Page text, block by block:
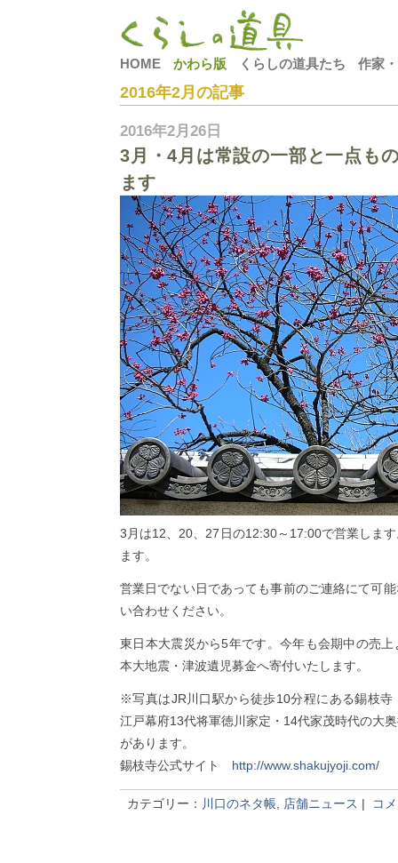
HOME かわら版 くらしの道具たち 作家
2016年2月の記事
2016年2月26日
3月・4月は常設の一部と一点も
ます
3月は12、20、27日の12:30～17:00で営業しま
ます。
営業日でない日であっても事前のご連絡にて可
い合わせください。
東日本大震災から5年です。今年も会期中の売
本大地震・津波遺児募金へ寄付いたします。
※写真はJR川口駅から徒歩10分程にある錫枝寺
江戸幕府13代将軍徳川家定・14代家茂時代の大
があります。
錫枝寺公式サイト http://www.shakujyoji.com/
カテゴリー： 川口のネタ帳 店舗ニュース | コ